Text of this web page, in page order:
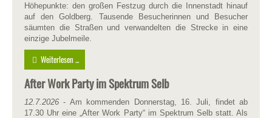
Höhepunkte: den großen Festzug durch die Innenstadt hinauf
auf den Goldberg. Tausende Besucherinnen und Besucher
säumten die Straßen und verwandelten die Strecke in eine
einzige Jubelmeile.
Weiterlesen ...
After Work Party im Spektrum Selb
12.7.2026 - Am kommenden Donnerstag, 16. Juli, findet ab
17.30 Uhr eine „After Work Party“ im Spektrum Selb statt. Als